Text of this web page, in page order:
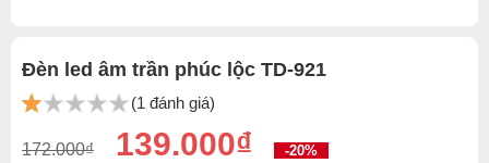
Đèn led âm trần phúc lộc TD-921
(1 đánh giá)
172.000₫ 139.000₫ -20%